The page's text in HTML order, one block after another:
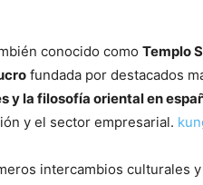
conocido como Templo
fundada por destacados
y la filosofía oriental en
y el sector empresarial.
intercambios culturales